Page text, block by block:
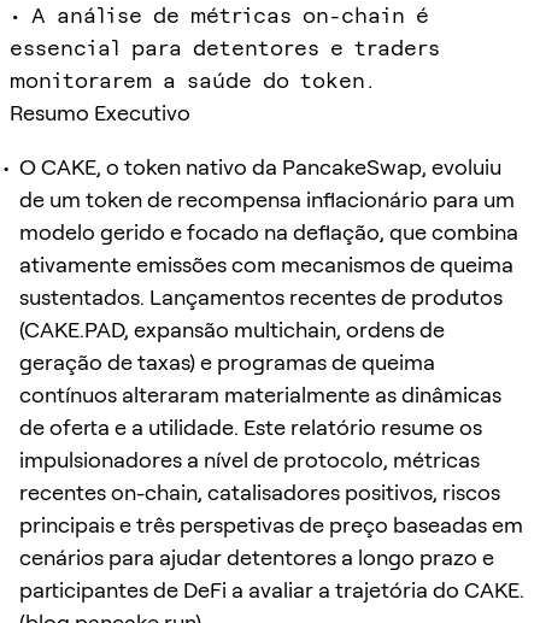
• A análise de métricas on-chain é
essencial para detentores e traders
monitorarem a saúde do token.
Resumo Executivo
O CAKE, o token nativo da PancakeSwap, evoluiu
de um token de recompensa inflacionário para um
modelo gerido e focado na deflação, que combina
ativamente emissões com mecanismos de queima
sustentados. Lançamentos recentes de produtos
(CAKE.PAD, expansão multichain, ordens de
geração de taxas) e programas de queima
contínuos alteraram materialmente as dinâmicas
de oferta e a utilidade. Este relatório resume os
impulsionadores a nível de protocolo, métricas
recentes on-chain, catalisadores positivos, riscos
principais e três perspetivas de preço baseadas em
cenários para ajudar detentores a longo prazo e
participantes de DeFi a avaliar a trajetória do CAKE.